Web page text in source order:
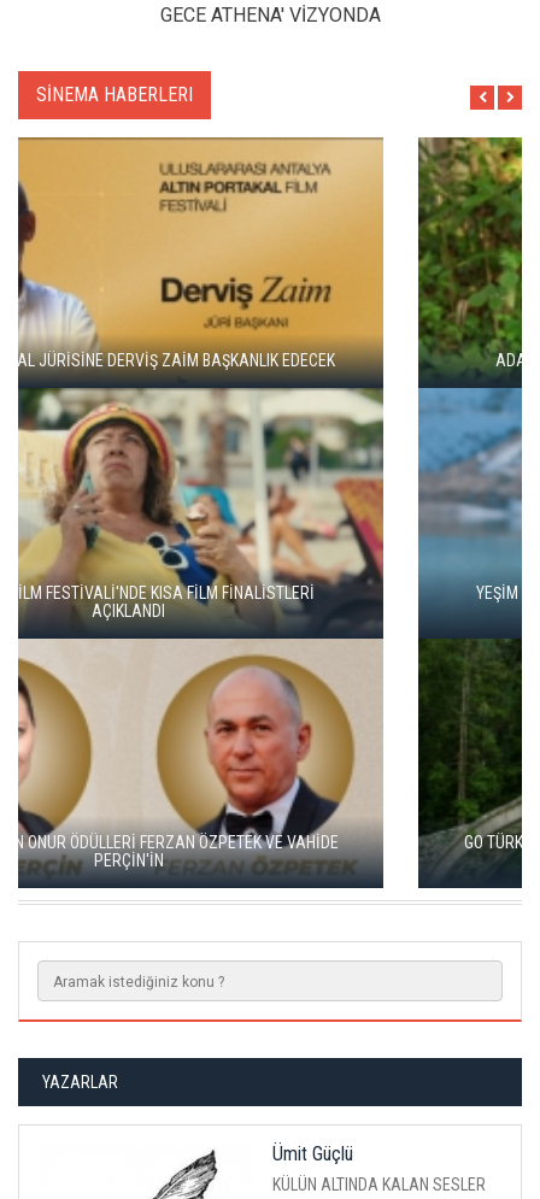
GECE ATHENA' VİZYONDA
SİNEMA HABERLERI
ADANA ALTIN KOZA'DA JÜRİ BAŞKANI ZUHAL OLCAY
YEŞİM USTAOĞLU'NUN "ARTAKALAN"I SAN SEBASTIÁN'DA
DÜNYA PRÖMİYERİNİ YAPACAK
GO TÜRKİYE MİNİ DİZİLERİNİN YENİ ROTASI DOĞU KARADENİZ
OLDU
YAZARLAR
Ümit Güçlü
KÜLÜN ALTINDA KALAN SESLER